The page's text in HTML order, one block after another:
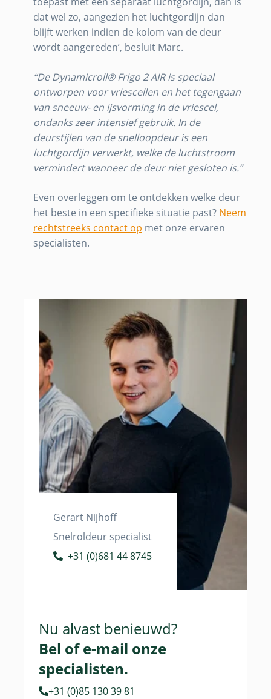
dat wel zo, aangezien het luchtgordijn dan
blijft werken indien de kolom van de deur
wordt aangereden’, besluit Marc.
“De Dynamicroll® Frigo 2 AIR is speciaal
ontworpen voor vriescellen en het tegengaan
van sneeuw- en ijsvorming in de vriescel,
ondanks zeer intensief gebruik. In de
deurstijlen van de snelloopdeur is een
luchtgordijn verwerkt, welke de luchtstroom
vermindert wanneer de deur niet gesloten is.”
Even overleggen om te ontdekken welke deur
het beste in een specifieke situatie past? Neem
rechtstreeks contact op met onze ervaren
specialisten.
Nu alvast benieuwd?
Bel of e-mail onze
specialisten.
+31 (0)85 130 39 81
Gerart Nijhoff
Snelroldeur specialist
+31 (0)681 44 8745